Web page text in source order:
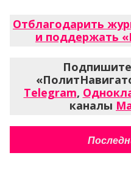
Отблагодарить
и поддержать
Telegram,
каналы